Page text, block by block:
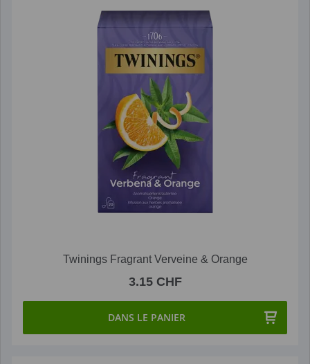
Twinings Fragrant Verveine & Orange
3.15 CHF
DANS LE PANIER